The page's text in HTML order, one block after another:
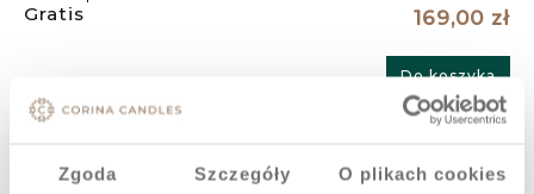
Zgoda Szczegóły O plikach cookies
169,00 zł
Do koszyka
Gotowy prezent dla kobiety - elegancki